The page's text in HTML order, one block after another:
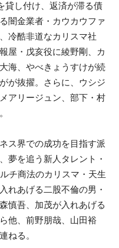
貸し付け、返済が滞る債
闇金業者・カウカウファ
冷酷非道なカリスマ社
屋・戊亥役に綾野剛、カ
海、やべきょうすけが続
が抜擢。さらに、ウシジ
アリージュン、部下・村
ス界での成功を目指す派
夢を追う新人タレント・
チ商法のカリスマ・天生
れあげる二股不倫の男・
慎吾、加茂が入れあげる
他、前野朋哉、山田裕
ねる。